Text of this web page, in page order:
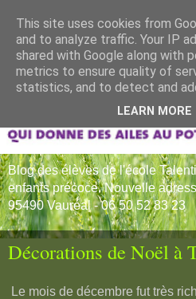
Blog des élèves de l'école
enfants précoce. Nouvelle
95490 Vauréal - 06 50 52 83 23
Décorations de Noël à
Le mois de décembre fut très
This site uses cookies from
and to analyze traffic. Your IP
shared with Google along with
metrics to ensure quality of
statistics, and to detect and
LEARN MORE